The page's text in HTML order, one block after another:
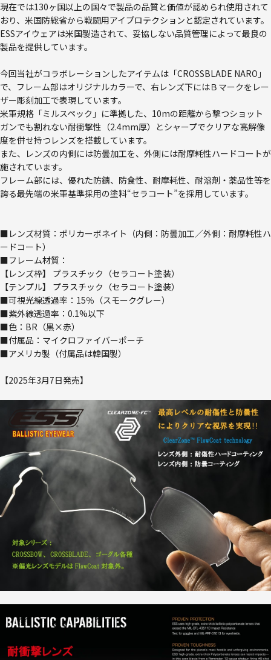
現在では130ヶ国以上の国々で製品の品質と価値が認められ使用されて
おり、米国防総省から戦闘用アイプロテクションと認定されています。
ESSアイウェアは米国製造されて、妥協しない品質管理によって最良の
製品を提供しています。
今回当社がコラボレーションしたアイテムは「CROSSBLADE NARO」
で、フレーム部はオリジナルカラーで、右レンズ下にはＢマークをレー
ザー彫刻加工で表現しています。
米軍規格「ミルスペック」に準拠した、10mの距離から撃つショット
ガンでも割れない耐衝撃性（2.4mm厚）とシャープでクリアな高解像
度を併せ持つレンズを搭載しています。
また、レンズの内側には防曇加工を、外側には耐摩耗性ハードコートが
施されています。
フレーム部には、優れた防錆、防食性、耐摩耗性、耐溶剤・薬品性等を
誇る最先端の米軍基準採用の塗料“セラコート”を採用しています。
■レンズ材質：ポリカーボネイト（内側：防曇加工／外側：耐摩耗性ハ
ードコート）
■フレーム材質：
【レンズ枠】 プラスチック（セラコート塗装）
【テンプル】 プラスチック（セラコート塗装）
■可視光線透過率：15％（スモークグレー）
■紫外線透過率：0.1%以下
■色：BR（黒×赤）
■付属品：マイクロファイバーポーチ
■アメリカ製（付属品は韓国製）
【2025年3月7日発売】